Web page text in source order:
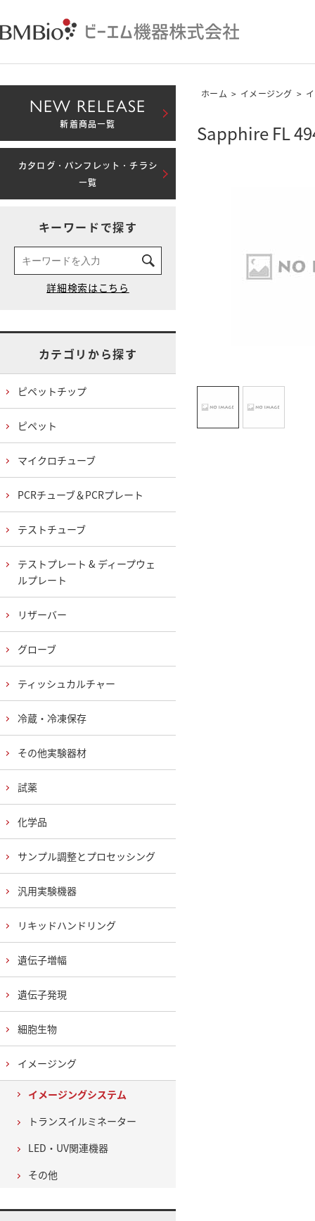
ホーム > イメージング >
Sapphire FL
NEW RELEASE
新着商品一覧
カタログ・パンフレット・チラシ
一覧
キーワードで探す
カテゴリから探す
ピペットチップ
ピペット
マイクロチューブ
PCRチューブ＆PCRプレート
テストチューブ
テストプレート & ディープウェ
ルプレート
リザーバー
グローブ
ティッシュカルチャー
冷蔵・冷凍保存
その他実験器材
試薬
化学品
サンプル調整とプロセッシング
汎用実験機器
リキッドハンドリング
遺伝子増幅
遺伝子発現
細胞生物
イメージング
イメージングシステム
トランスイルミネーター
LED・UV関連機器
その他